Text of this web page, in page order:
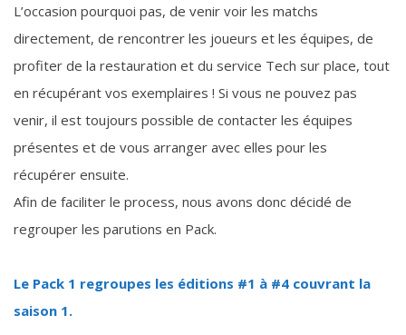
L’occasion pourquoi pas, de venir voir les matchs
directement, de rencontrer les joueurs et les équipes, de
profiter de la restauration et du service Tech sur place, tout
en récupérant vos exemplaires ! Si vous ne pouvez pas
venir, il est toujours possible de contacter les équipes
présentes et de vous arranger avec elles pour les
récupérer ensuite.
Afin de faciliter le process, nous avons donc décidé de
regrouper les parutions en Pack.
Le Pack 1 regroupes les éditions #1 à #4 couvrant la
saison 1.